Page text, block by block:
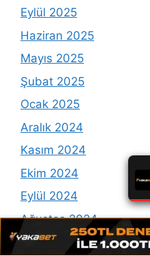
Eylül 2025
Haziran 2025
Mayıs 2025
Şubat 2025
Ocak 2025
Aralık 2024
Kasım 2024
Ekim 2024
Eylül 2024
Ağustos 2024
Temmuz 2024